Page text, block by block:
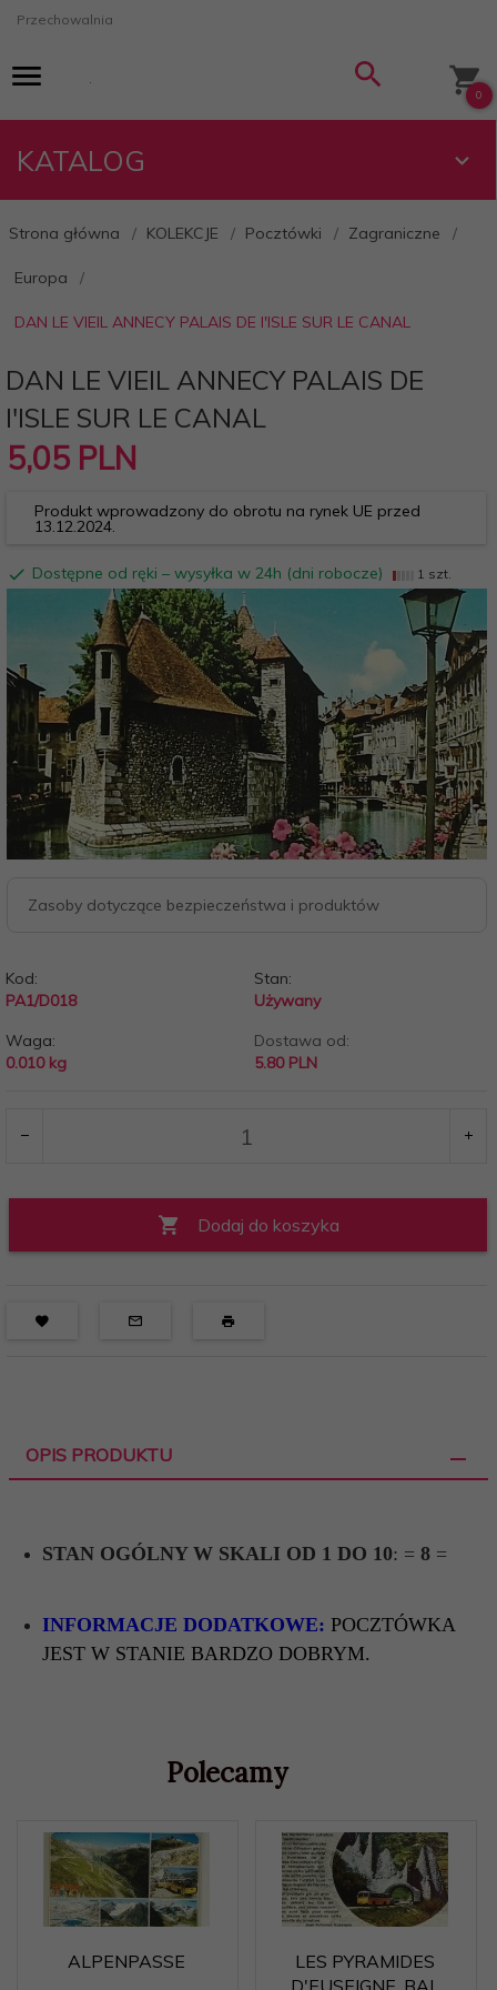
Przechowalnia
0
KATALOG
Strona główna KOLEKCJE Pocztówki Zagraniczne
Europa
DAN LE VIEIL ANNECY PALAIS DE I'ISLE SUR LE CANAL
DAN LE VIEIL ANNECY PALAIS DE
I'ISLE SUR LE CANAL
5,05 PLN
Produkt wprowadzony do obrotu na rynek UE przed
13.12.2024.
Dostępne od ręki – wysyłka w 24h (dni robocze) 1 szt.
Zasoby dotyczące bezpieczeństwa i produktów
Kod:
PA1/D018
Stan:
Używany
Waga:
0.010 kg
Dostawa od:
5.80 PLN
Dodaj do koszyka
OPIS PRODUKTU
STAN OGÓLNY W SKALI OD 1 DO 10: = 8 =
INFORMACJE DODATKOWE: POCZTÓWKA
JEST W STANIE BARDZO DOBRYM.
Polecamy
ALPENPASSE
LES PYRAMIDES
D'EUSEIGNE. BAL